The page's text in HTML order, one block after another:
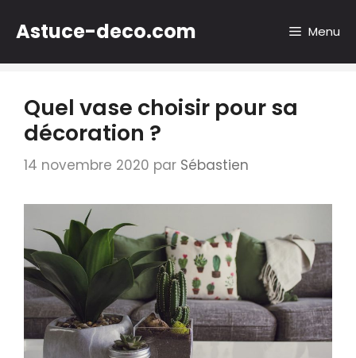
Astuce-deco.com Menu
Quel vase choisir pour sa
décoration ?
14 novembre 2020 par Sébastien